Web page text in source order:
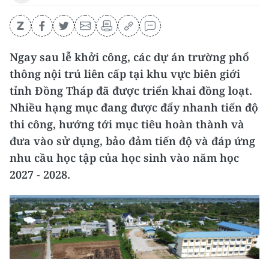
Ngay sau lễ khởi công, các dự án trường phổ
thông nội trú liên cấp tại khu vực biên giới
tỉnh Đồng Tháp đã được triển khai đồng loạt.
Nhiều hạng mục đang được đẩy nhanh tiến độ
thi công, hướng tới mục tiêu hoàn thành và
đưa vào sử dụng, bảo đảm tiến độ và đáp ứng
nhu cầu học tập của học sinh vào năm học
2027 - 2028.